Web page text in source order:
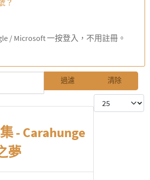
？
/ Microsoft 一按登入，不用註冊。
過濾 清除
每頁顯示條數
- Carahunge
夢